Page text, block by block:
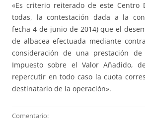
«Es criterio reiterado de este Centro
todas, la contestación dada a la
fecha 4 de junio de 2014) que el
de albacea efectuada mediante
consideración de una prestación
Impuesto sobre el Valor Añadido,
repercutir en todo caso la cuota
destinatario de la operación».
Comentario: